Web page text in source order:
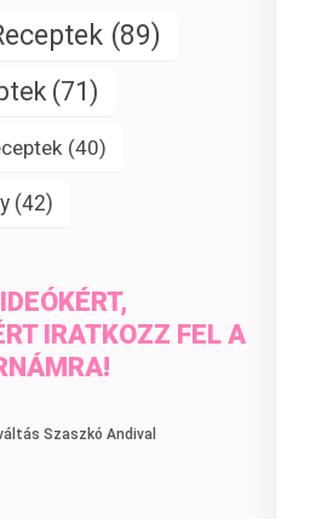
(89)
(71)
(40)
(42)
IRATKOZZ FEL A